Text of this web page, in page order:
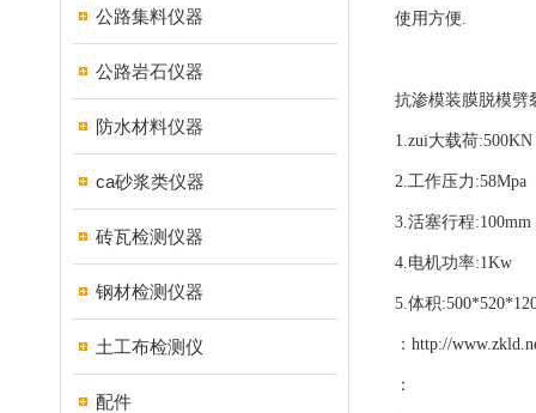
公路集料仪器
公路岩石仪器
防水材料仪器
ca砂浆类仪器
砖瓦检测仪器
钢材检测仪器
土工布检测仪
配件
使用方便.
抗渗模装膜脱模
1.zui大载荷:500KN
2.工作压力:58Mpa
3.活塞行程:100mm
4.电机功率:1Kw
5.体积
： http://
：